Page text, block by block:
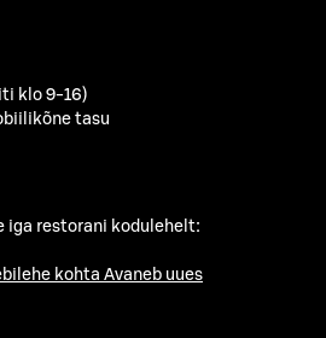
klo 9-16)
tasu
iga restorani kodulehelt:
kohta Avaneb uues